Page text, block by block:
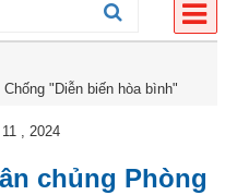
Chống "Diễn biến hòa bình"
, 2024
chủng Phòng